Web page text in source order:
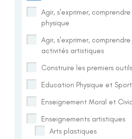
Agir, s'exprimer,
physique
Agir, s'exprimer,
activités artistiques
Construire les premiers
Education Physique et
Enseignement Moral et
Enseignements artistiques
Arts plastiques